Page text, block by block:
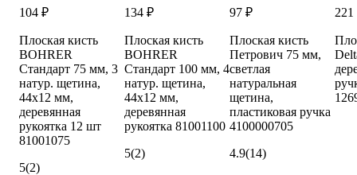
104 ₽
Плоская кисть
BOHRER
Стандарт 75 мм, 3
натур. щетина,
44x12 мм,
деревянная
рукоятка 12 шт
81001075
5(2)
134 ₽
Плоская кисть
BOHRER
Стандарт 100 мм, 4
натур. щетина,
44x12 мм,
деревянная
рукоятка 81001100
5(2)
97 ₽
Плоская кисть
Петрович 75 мм,
светлая
натуральная
щетина,
пластиковая ручка
4100000705
4.9(14)
221